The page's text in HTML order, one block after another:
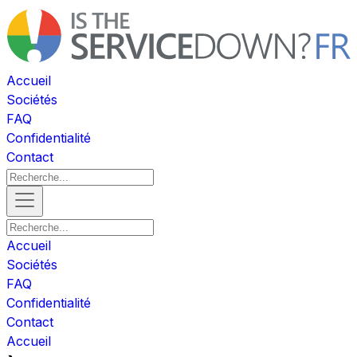
Accueil
Sociétés
FAQ
Confidentialité
Contact
Accueil
Sociétés
FAQ
Confidentialité
Contact
Accueil